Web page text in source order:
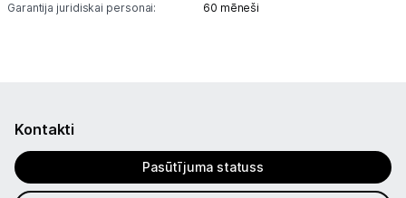
Garantija juridiskai personai: 60 mēneši
Kontakti
Pasūtījuma statuss